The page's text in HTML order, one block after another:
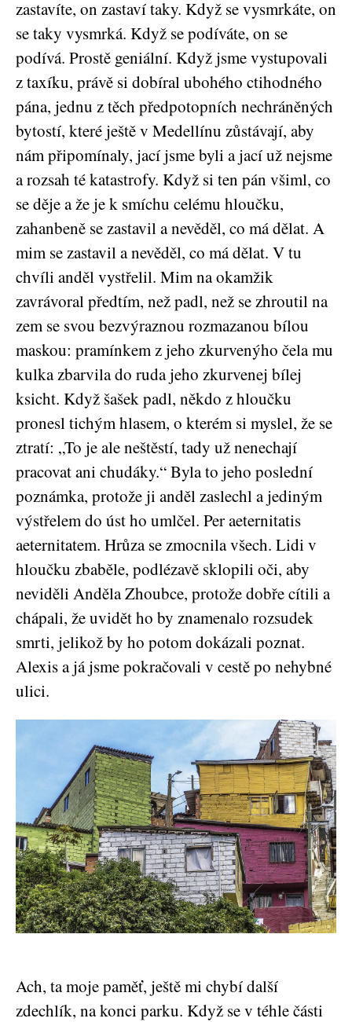
zastavíte, on zastaví taky. Když se vysmrkáte, on
se taky vysmrká. Když se podíváte, on se
podívá. Prostě geniální. Když jsme vystupovali
z taxíku, právě si dobíral ubohého ctihodného
pána, jednu z těch předpotopních nechráněných
bytostí, které ještě v Medellínu zůstávají, aby
nám připomínaly, jací jsme byli a jací už nejsme
a rozsah té katastrofy. Když si ten pán všiml, co
se děje a že je k smíchu celému hloučku,
zahanbeně se zastavil a nevěděl, co má dělat. A
mim se zastavil a nevěděl, co má dělat. V tu
chvíli anděl vystřelil. Mim na okamžik
zavrávoral předtím, než padl, než se zhroutil na
zem se svou bezvýraznou rozmazanou bílou
maskou: pramínkem z jeho zkurvenýho čela mu
kulka zbarvila do ruda jeho zkurvenej bílej
ksicht. Když šašek padl, někdo z hloučku
pronesl tichým hlasem, o kterém si myslel, že se
ztratí: „To je ale neštěstí, tady už nenechají
pracovat ani chudáky.“ Byla to jeho poslední
poznámka, protože ji anděl zaslechl a jediným
výstřelem do úst ho umlčel. Per aeternitatis
aeternitatem. Hrůza se zmocnila všech. Lidi v
hloučku zbaběle, podlézavě sklopili oči, aby
neviděli Anděla Zhoubce, protože dobře cítili a
chápali, že uvidět ho by znamenalo rozsudek
smrti, jelikož by ho potom dokázali poznat.
Alexis a já jsme pokračovali v cestě po nehybné
ulici.
Ach, ta moje paměť, ještě mi chybí další
zdechlík, na konci parku. Když se v téhle části